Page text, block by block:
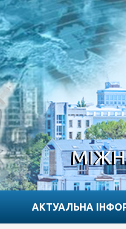
АКТУАЛЬНА